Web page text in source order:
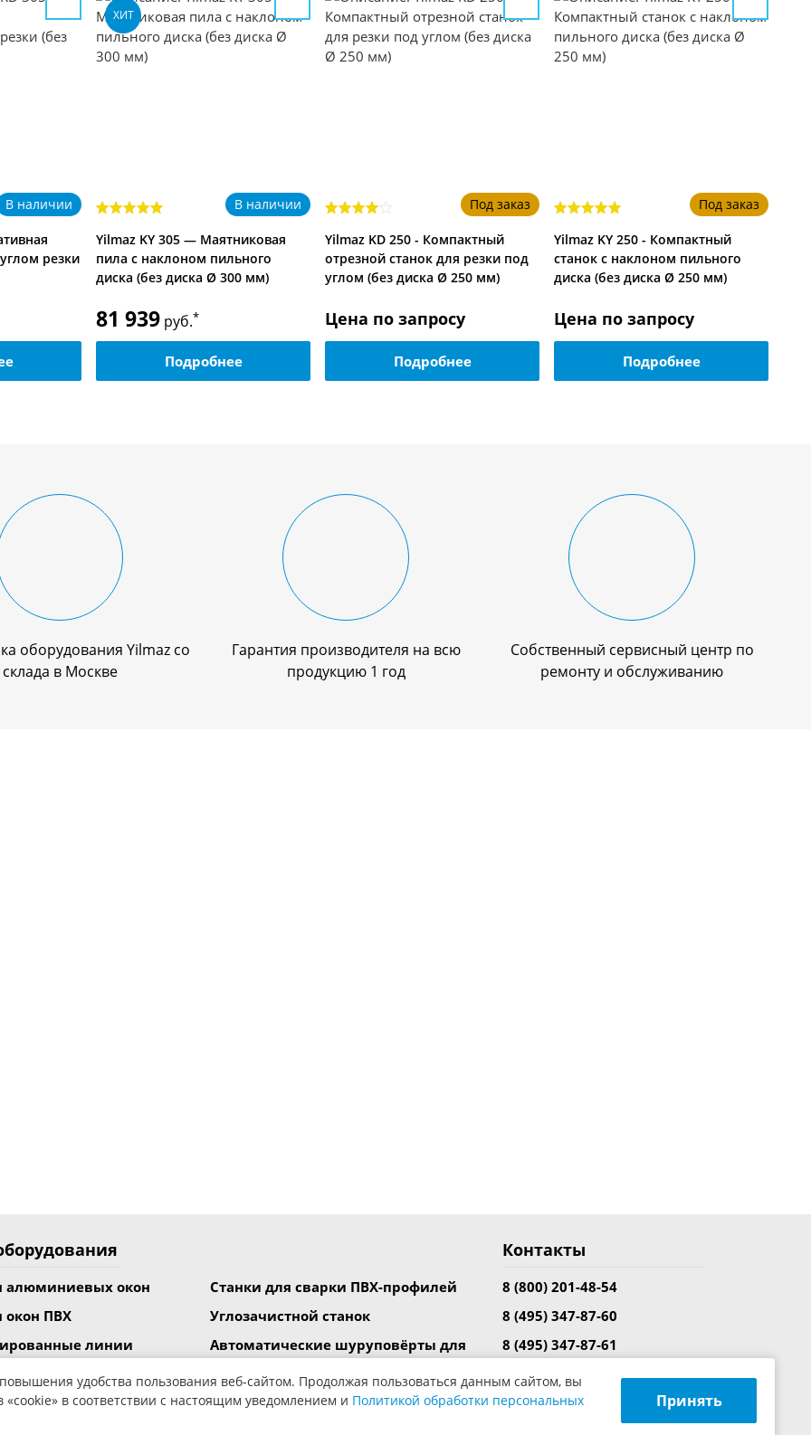
В наличии
резки
ХИТ
В наличии
Yilmaz KY 305 — Маятниковая
пила с наклоном пильного
диска (без диска Ø 300 мм)
81 939 руб.*
Подробнее
Под заказ
Yilmaz KD 250 - Компактный
отрезной станок для резки под
углом (без диска Ø 250 мм)
Цена по запросу
Подробнее
Под заказ
Yilmaz KY 250 - Компактный
станок с наклоном пильного
диска (без диска Ø 250 мм)
Цена по запросу
Подробнее
оборудования Yilmaz со
склада в Москве
Гарантия производителя на всю
продукцию 1 год
Собственный сервисный центр по
ремонту и обслуживанию
алюминиевых окон
окон ПВХ
линии
оборудования
резки
Станки для сварки ПВХ-профилей
Углозачистной станок
Автоматические шуруповёрты для
Вспомогательное оборудование
Контакты
8 (800) 201-48-54
8 (495) 347-87-60
8 (495) 347-87-61
8 (495) 347-94-30
info@yilmazrus.ru
удобства пользования веб-сайтом. Продолжая пользоваться данным сайтом, вы
в соответствии с настоящим уведомлением и Политикой обработки персональных
Принять